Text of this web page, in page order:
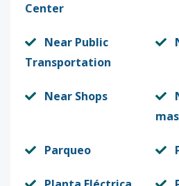
Center
Near Public
Transportation
Near Shops
Parqueo